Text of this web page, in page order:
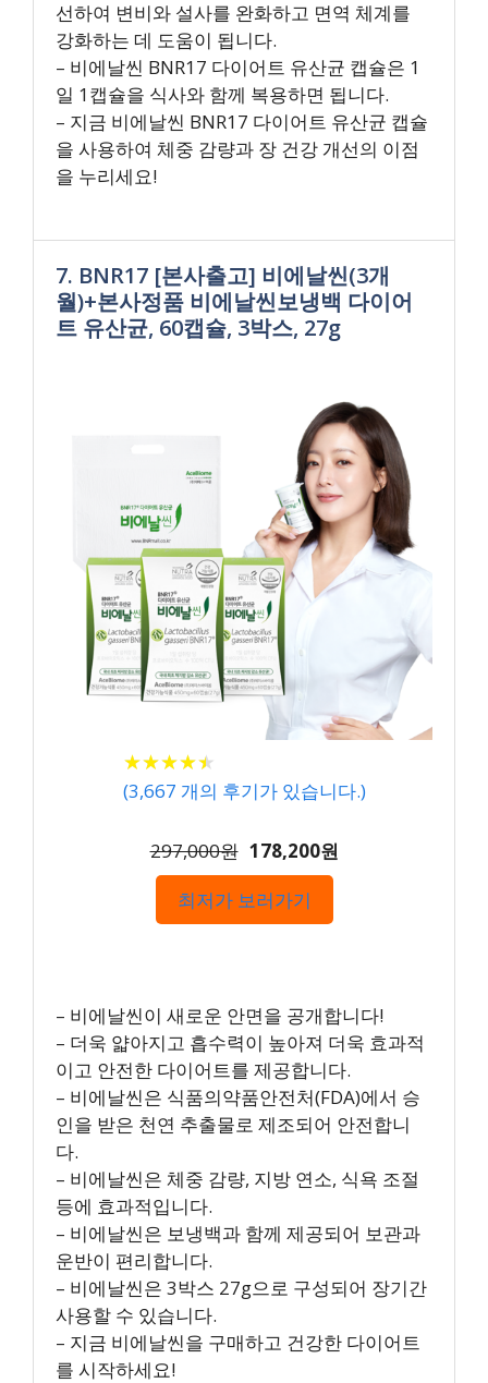
선하여 변비와 설사를 완화하고 면역 체계를
강화하는 데 도움이 됩니다.
– 비에날씬 BNR17 다이어트 유산균 캡슐은 1
일 1캡슐을 식사와 함께 복용하면 됩니다.
– 지금 비에날씬 BNR17 다이어트 유산균 캡슐
을 사용하여 체중 감량과 장 건강 개선의 이점
을 누리세요!
7. BNR17 [본사출고] 비에날씬(3개
월)+본사정품 비에날씬보냉백 다이어
트 유산균, 60캡슐, 3박스, 27g
★★★★★
★★★★★
(3,667 개의 후기가 있습니다.)
297,000원 178,200원
최저가 보러가기
– 비에날씬이 새로운 안면을 공개합니다!
– 더욱 얇아지고 흡수력이 높아져 더욱 효과적
이고 안전한 다이어트를 제공합니다.
– 비에날씬은 식품의약품안전처(FDA)에서 승
인을 받은 천연 추출물로 제조되어 안전합니
다.
– 비에날씬은 체중 감량, 지방 연소, 식욕 조절
등에 효과적입니다.
– 비에날씬은 보냉백과 함께 제공되어 보관과
운반이 편리합니다.
– 비에날씬은 3박스 27g으로 구성되어 장기간
사용할 수 있습니다.
– 지금 비에날씬을 구매하고 건강한 다이어트
를 시작하세요!